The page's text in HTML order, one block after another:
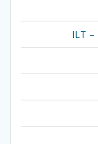
ILT –